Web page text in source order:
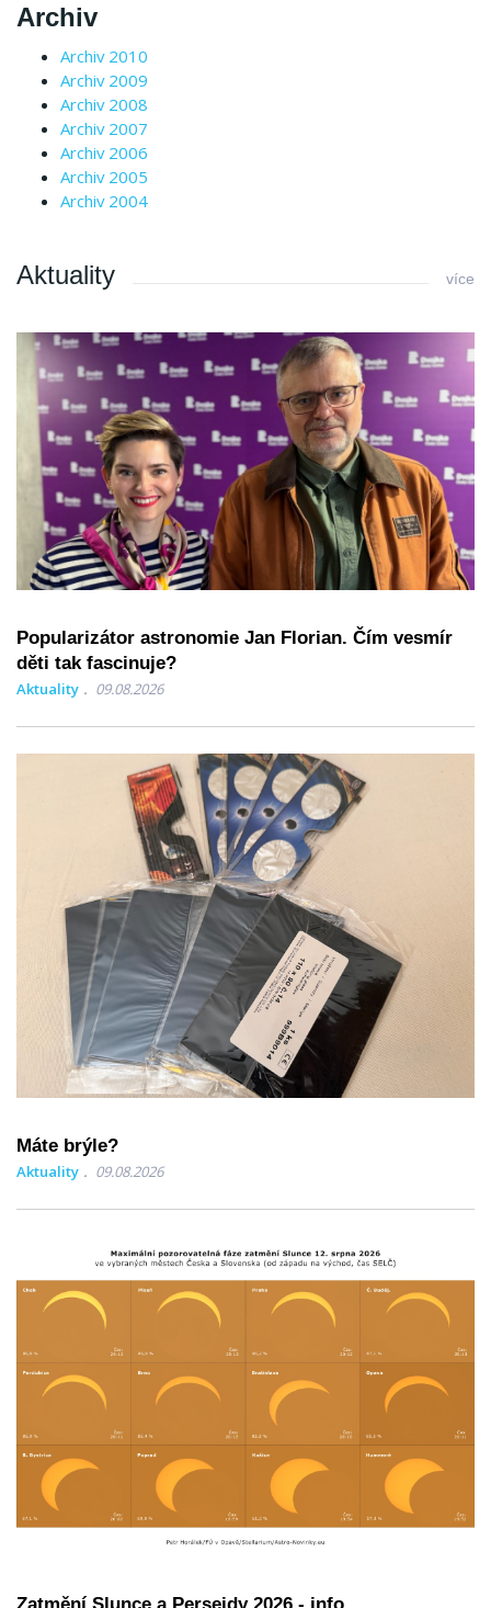
Archiv
Archiv 2010
Archiv 2009
Archiv 2008
Archiv 2007
Archiv 2006
Archiv 2005
Archiv 2004
Aktuality více
Popularizátor astronomie Jan Florian. Čím vesmír
děti tak fascinuje?
Aktuality 09.08.2026
Máte brýle?
Aktuality 09.08.2026